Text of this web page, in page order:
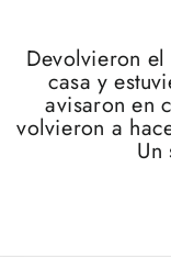
Devolvieron
casa y
avisaron en
volvieron a